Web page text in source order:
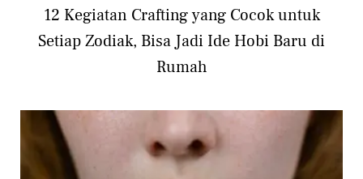
12 Kegiatan Crafting yang Cocok untuk
Setiap Zodiak, Bisa Jadi Ide Hobi Baru di
Rumah